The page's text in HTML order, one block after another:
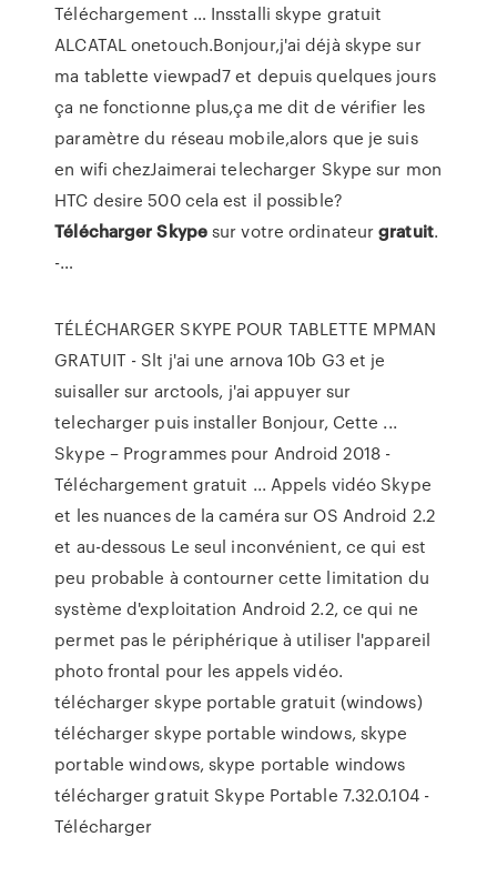
Téléchargement … Insstalli skype gratuit
ALCATAL onetouch.Bonjour,j'ai déjà skype sur
ma tablette viewpad7 et depuis quelques jours
ça ne fonctionne plus,ça me dit de vérifier les
paramètre du réseau mobile,alors que je suis
en wifi chezJaimerai telecharger Skype sur mon
HTC desire 500 cela est il possible?
Télécharger Skypesur votre ordinateurgratuit.
-…
TÉLÉCHARGER SKYPE POUR TABLETTE MPMAN
GRATUIT - Slt j'ai une arnova 10b G3 et je
suisaller sur arctools, j'ai appuyer sur
telecharger puis installer Bonjour, Cette ...
Skype – Programmes pour Android 2018 -
Téléchargement gratuit ... Appels vidéo Skype
et les nuances de la caméra sur OS Android 2.2
et au-dessous Le seul inconvénient, ce qui est
peu probable à contourner cette limitation du
système d'exploitation Android 2.2, ce qui ne
permet pas le périphérique à utiliser l'appareil
photo frontal pour les appels vidéo.
télécharger skype portable gratuit (windows)
télécharger skype portable windows, skype
portable windows, skype portable windows
télécharger gratuit Skype Portable 7.32.0.104 -
Télécharger